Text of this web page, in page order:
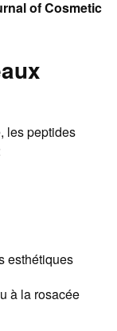
of Cosmetic
les peptides
esthétiques
à la rosacée